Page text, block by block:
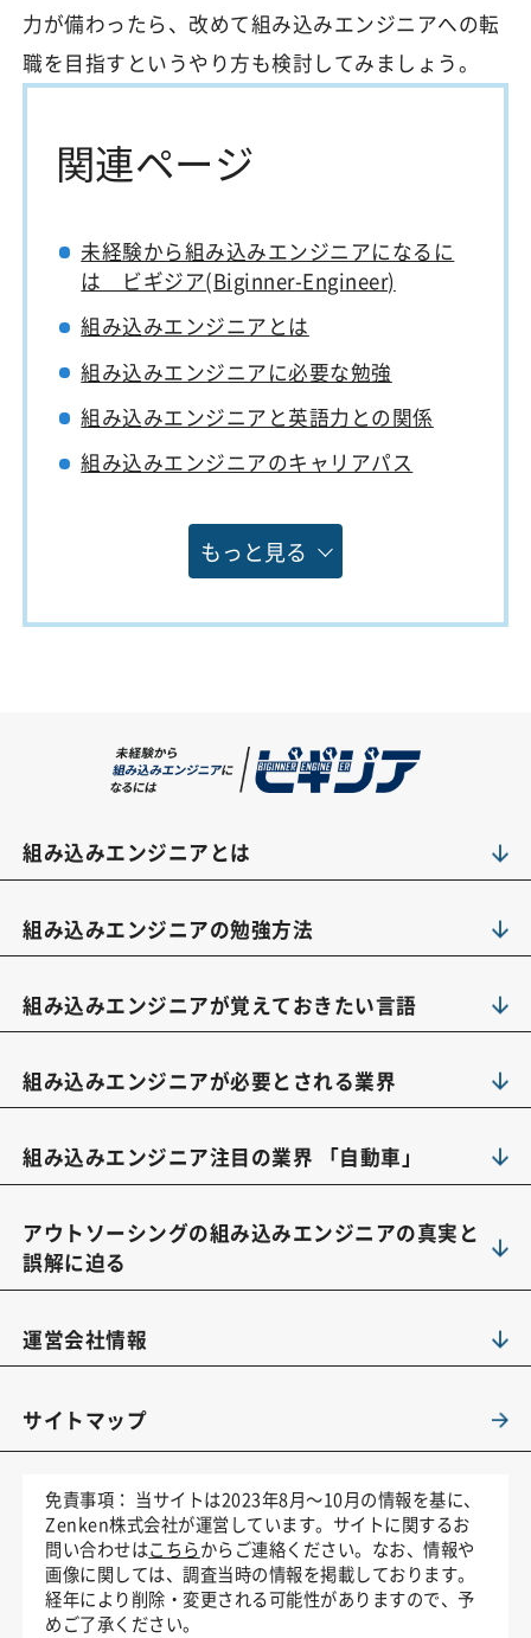
力が備わったら、改めて組み込みエンジニアへの転
職を目指すというやり方も検討してみましょう。
関連ページ
未経験から組み込みエンジニアになるに
は ビギジア(Biginner-Engineer)
組み込みエンジニアとは
組み込みエンジニアに必要な勉強
組み込みエンジニアと英語力との関係
組み込みエンジニアのキャリアパス
もっと見る
組み込みエンジニアとは
組み込みエンジニアの勉強方法
組み込みエンジニアが覚えておきたい言語
組み込みエンジニアが必要とされる業界
組み込みエンジニア注目の業界 「自動車」
アウトソーシングの組み込みエンジニアの真実と
誤解に迫る
運営会社情報
サイトマップ
免責事項： 当サイトは2023年8月～10月の情報を基に、
Zenken株式会社が運営しています。サイトに関するお
問い合わせはこちらからご連絡ください。なお、情報や
画像に関しては、調査当時の情報を掲載しております。
経年により削除・変更される可能性がありますので、予
めご了承ください。